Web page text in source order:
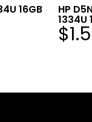
16GB
HP
1334U